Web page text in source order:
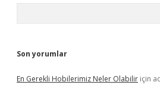
Son yorumlar
En Gerekli Hobilerimiz Neler Olabilir için